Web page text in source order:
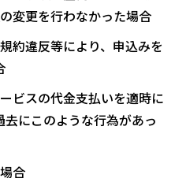
変更を行わなかった場合
約違反等により、申込みを
ビスの代金支払いを適時に
にこのような行為があっ
合